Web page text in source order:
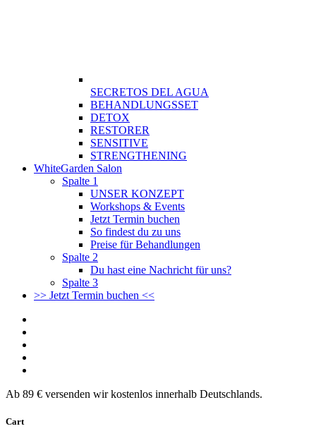
SECRETOS DEL AGUA
BEHANDLUNGSSET
DETOX
RESTORER
SENSITIVE
STRENGTHENING
WhiteGarden Salon
Spalte 1
UNSER KONZEPT
Workshops & Events
Jetzt Termin buchen
So findest du zu uns
Preise für Behandlungen
Spalte 2
Du hast eine Nachricht für uns?
Spalte 3
>> Jetzt Termin buchen <<
Ab 89 € versenden wir kostenlos innerhalb Deutschlands.
Cart